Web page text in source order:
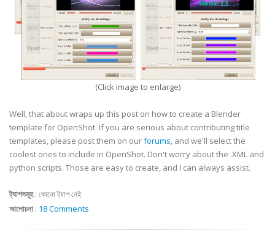
(Click image to enlarge)
Well, that about wraps up this post on how to create a Blender
template for OpenShot. If you are serious about contributing title
templates, please post them on ourforums, and we'll select the
coolest ones to include in OpenShot. Don't worry about the .XML and
python scripts. Those are easy to create, and I can always assist.
ট্যাগসমূহ: কোনো ট্যাগ নেই
আলোচনা : 18 Comments